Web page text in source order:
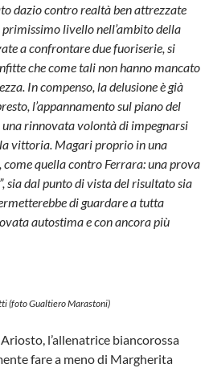
dazio contro realtà ben attrezzate
livello nell’ambito della
a confrontare due fuoriserie, si
che come tali non hanno mancato
In compenso, la delusione è già
l’appannamento sul piano del
rinnovata volontà di impegnarsi
vittoria. Magari proprio in una
quella contro Ferrara: una prova
sia dal punto di vista del risultato sia
di guardare a tutta
autostima e con ancora più
(foto Gualtiero Marastoni)
l’allenatrice biancorossa
fare a meno di Margherita